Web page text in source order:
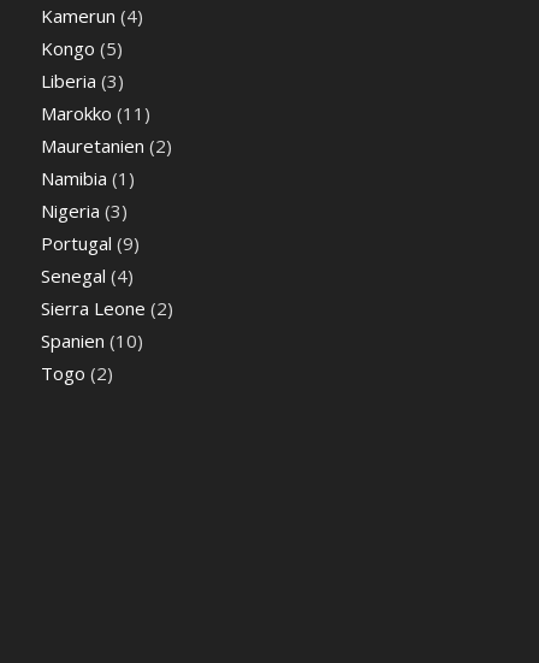
Kamerun (4)
Kongo (5)
Liberia (3)
Marokko (11)
Mauretanien (2)
Namibia (1)
Nigeria (3)
Portugal (9)
Senegal (4)
Sierra Leone (2)
Spanien (10)
Togo (2)